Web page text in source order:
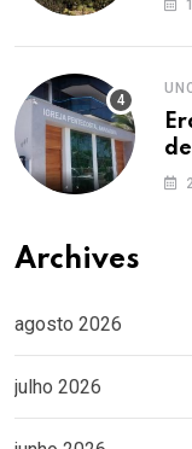
Archives
agosto 2026
julho 2026